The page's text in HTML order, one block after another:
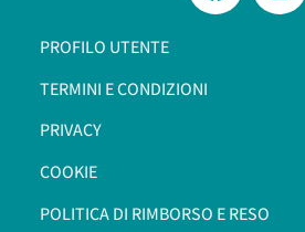
PROFILO UTENTE
TERMINI E CONDIZIONI
PRIVACY
COOKIE
POLITICA DI RIMBORSO E RESO